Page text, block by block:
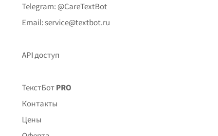
Telegram: @CareTextBot
Email: service@textbot.ru
API доступ
ТекстБотPRO
Контакты
Цены